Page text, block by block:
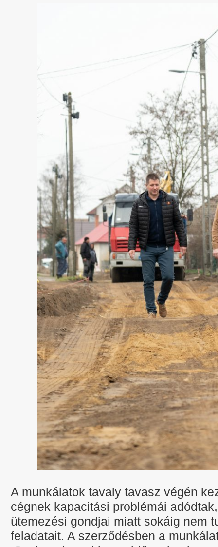
A munkálatok tavaly tavasz végén
cégnek kapacitási problémái
ütemezési gondjai miatt sokáig nem
feladatait. A szerződésben a